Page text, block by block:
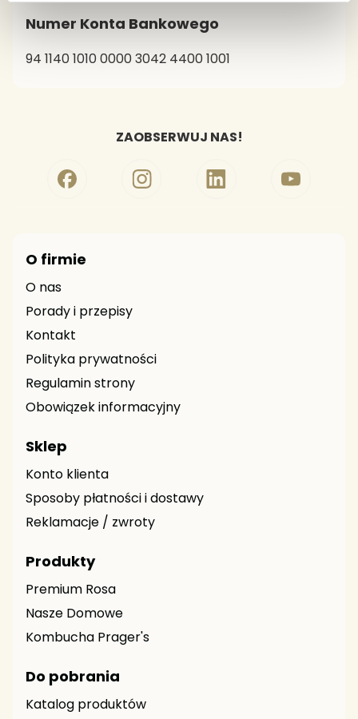
Numer Konta Bankowego
94 1140 1010 0000 3042 4400 1001
ZAOBSERWUJ NAS!
O firmie
O nas
Porady i przepisy
Kontakt
Polityka prywatności
Regulamin strony
Obowiązek informacyjny
Sklep
Konto klienta
Sposoby płatności i dostawy
Reklamacje / zwroty
Produkty
Premium Rosa
Nasze Domowe
Kombucha Prager's
Do pobrania
Katalog produktów